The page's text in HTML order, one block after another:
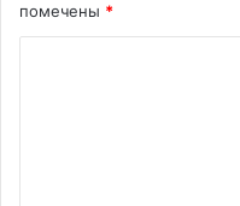
помечены *